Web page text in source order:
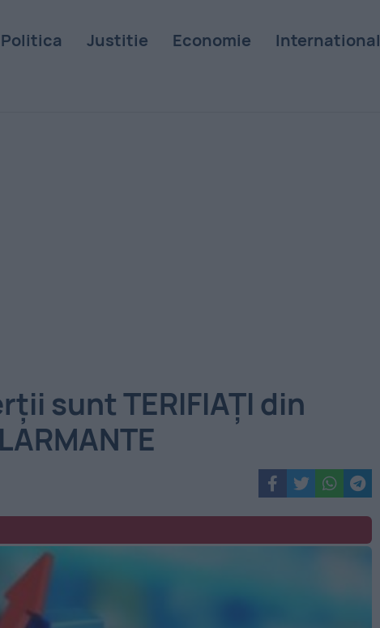
Politica Justitie Economie International
sunt TERIFIAȚI din